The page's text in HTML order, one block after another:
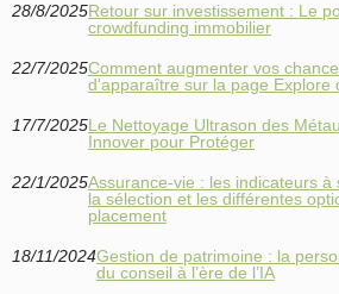
28/8/2025Retour sur investissement : Le
crowdfunding immobilier
22/7/2025Comment augmenter vos
d'apparaître sur la page Explore
17/7/2025Le Nettoyage Ultrason des
Innover pour Protéger
22/1/2025Assurance-vie : les indicateurs à
la sélection et les différentes
placement
18/11/2024Gestion de patrimoine : la
du conseil à l’ère de l’IA